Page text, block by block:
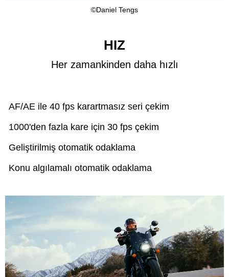
©Daniel Tengs
HIZ
Her zamankinden daha hızlı
AF/AE ile 40 fps karartmasız seri çekim
1000'den fazla kare için 30 fps çekim
Geliştirilmiş otomatik odaklama
Konu algılamalı otomatik odaklama